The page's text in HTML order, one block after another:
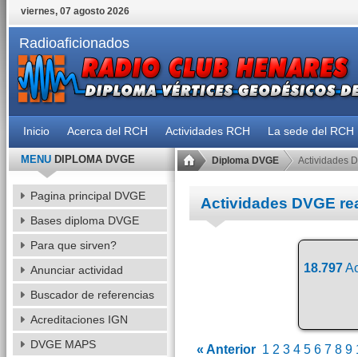
viernes, 07 agosto 2026
Radioaficionados
Inicio Acerca del RCH Actividades RCH La sede del RCH
Diploma DVGE Actividades
Actividades DVGE
18.797
« Anterior 1 2 3 4 5 6 7 8 9
MENUDIPLOMA DVGE
Pagina principal DVGE
Bases diploma DVGE
Para que sirven?
Anunciar actividad
Buscador de referencias
Acreditaciones IGN
DVGE MAPS